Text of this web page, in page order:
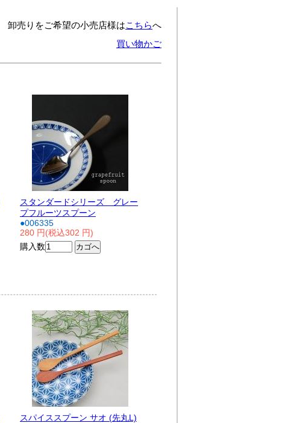
卸売りをご希望の小売店様はこちらへ
買い物かご
スタンダードシリーズ グレー
プフルーツスプーン
●006335
280 円(税込302 円)
購入数
スパイススプーン サオ (先丸L)